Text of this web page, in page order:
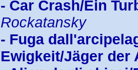
- Car Crash/Ein
Rockatansky
- Fuga
Ewigkeit/Jäger der